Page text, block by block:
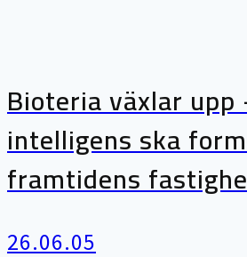
Bioteria växlar
intelligens ska
framtidens
26.06.05